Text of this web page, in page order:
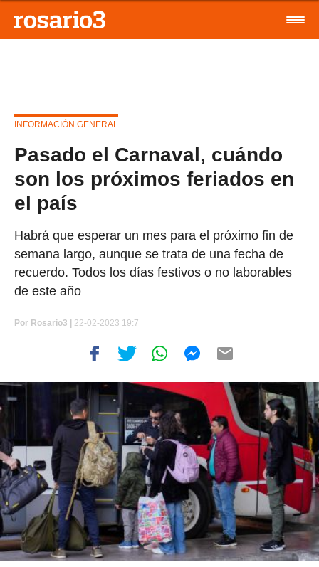
INFORMACIÓN GENERAL
Pasado el Carnaval, cuándo
son los próximos feriados en
el país
Habrá que esperar un mes para el próximo fin de
semana largo, aunque se trata de una fecha de
recuerdo. Todos los días festivos o no laborables
de este año
Por Rosario3 | 22-02-2023 19:7